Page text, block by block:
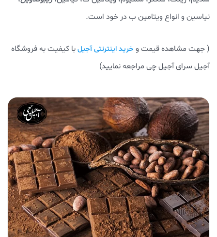
نیاسین و انواع ویتامین ب در خود است.
( جهت مشاهده قیمت و خرید اینترنتی آجیلبا کیفیت به فروشگاه
آجیل سرای آجیل چی مراجعه نمایید)